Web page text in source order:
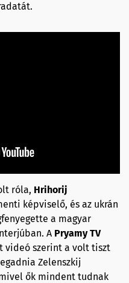
róla, Hrihorij
képviselő, és az ukrán
a magyar
A Pryamy TV
videó szerint a volt tiszt
Zelenszkij
ők mindent tudnak